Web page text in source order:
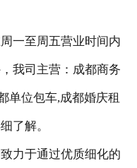
一至周五营业时间内
我司主营：成都商务
单位包车,成都婚庆租
了解。
力于通过优质细化的